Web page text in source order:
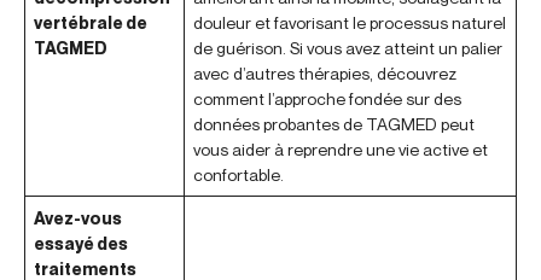
vertébrale de
TAGMED
douleur et favorisant le processus naturel
de guérison. Si vous avez atteint un palier
avec d’autres thérapies, découvrez
comment l’approche fondée sur des
données probantes de TAGMED peut
vous aider à reprendre une vie active et
confortable.
Avez-vous
essayé des
traitements